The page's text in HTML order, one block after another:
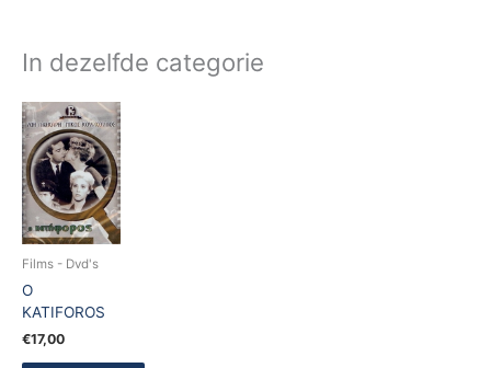
In dezelfde categorie
Films - Dvd's
O
KATIFOROS
€17,00